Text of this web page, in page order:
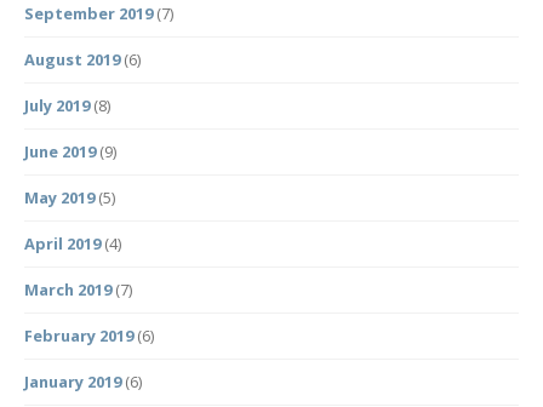
September 2019(7)
August 2019(6)
July 2019(8)
June 2019(9)
May 2019(5)
April 2019(4)
March 2019(7)
February 2019(6)
January 2019(6)